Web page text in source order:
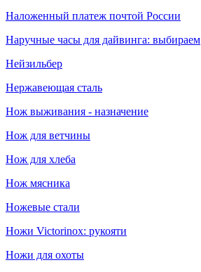
Наложенный платеж почтой России
Наручные часы для дайвинга: выбираем
Нейзильбер
Нержавеющая сталь
Нож выживания - назначение
Нож для ветчины
Нож для хлеба
Нож мясника
Ножевые стали
Ножи Victorinox: рукояти
Ножи для охоты